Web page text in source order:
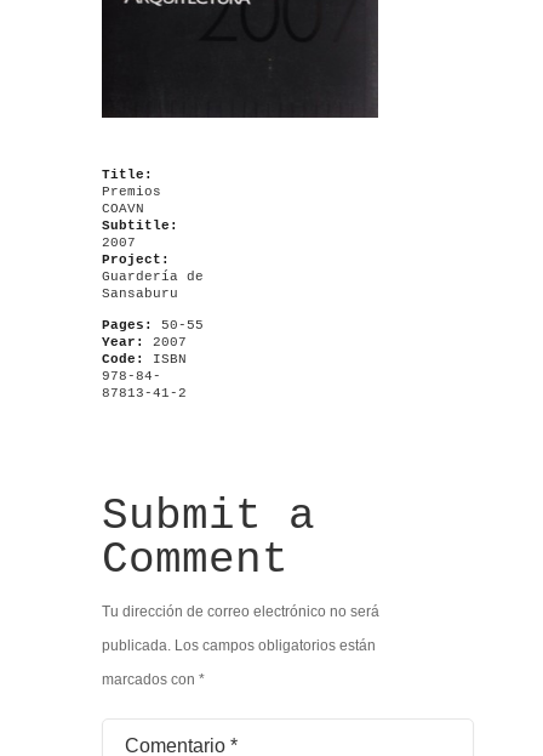
Title:
Premios
COAVN
Subtitle:
2007
Project:
Guardería de
Sansaburu
Pages: 50-55
Year: 2007
Code: ISBN
978-84-
87813-41-2
Submit a
Comment
Tu dirección de correo electrónico no será
publicada. Los campos obligatorios están
marcados con *